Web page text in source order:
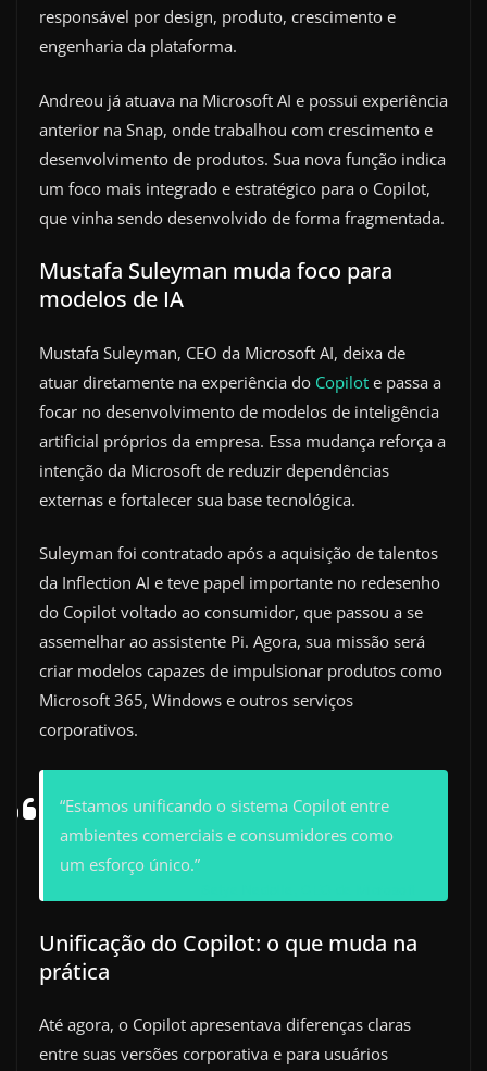
responsável por design, produto, crescimento e
engenharia da plataforma.
Andreou já atuava na Microsoft AI e possui experiência
anterior na Snap, onde trabalhou com crescimento e
desenvolvimento de produtos. Sua nova função indica
um foco mais integrado e estratégico para o Copilot,
que vinha sendo desenvolvido de forma fragmentada.
Mustafa Suleyman muda foco para
modelos de IA
Mustafa Suleyman, CEO da Microsoft AI, deixa de
atuar diretamente na experiência do Copilot e passa a
focar no desenvolvimento de modelos de inteligência
artificial próprios da empresa. Essa mudança reforça a
intenção da Microsoft de reduzir dependências
externas e fortalecer sua base tecnológica.
Suleyman foi contratado após a aquisição de talentos
da Inflection AI e teve papel importante no redesenho
do Copilot voltado ao consumidor, que passou a se
assemelhar ao assistente Pi. Agora, sua missão será
criar modelos capazes de impulsionar produtos como
Microsoft 365, Windows e outros serviços
corporativos.
“Estamos unificando o sistema Copilot entre
ambientes comerciais e consumidores como
um esforço único.”
Unificação do Copilot: o que muda na
prática
Até agora, o Copilot apresentava diferenças claras
entre suas versões corporativa e para usuários